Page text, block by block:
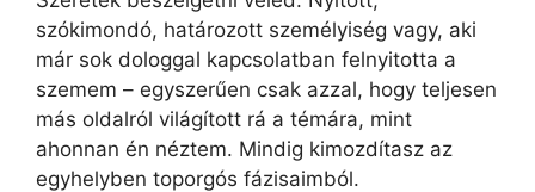
szókimondó, határozott személyiség vagy, aki
már sok dologgal kapcsolatban felnyitotta a
szemem – egyszerűen csak azzal, hogy teljesen
más oldalról világított rá a témára, mint
ahonnan én néztem. Mindig kimozdítasz az
egyhelyben toporgós fázisaimból.